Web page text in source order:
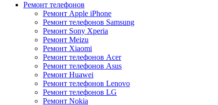
Ремонт телефонов
Ремонт Apple iPhone
Ремонт телефонов Samsung
Ремонт Sony Xperia
Ремонт Meizu
Ремонт Xiaomi
Ремонт телефонов Acer
Ремонт телефонов Asus
Ремонт Huawei
Ремонт телефонов Lenovo
Ремонт телефонов LG
Ремонт Nokia